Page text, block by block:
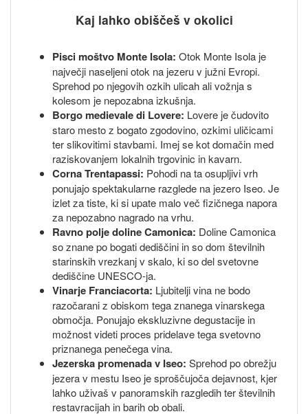
Kaj lahko obiščeš v okolici
Pisci moštvo Monte Isola: Otok Monte Isola je
največji naseljeni otok na jezeru v južni Evropi.
Sprehod po njegovih ozkih ulicah ali vožnja s
kolesom je nepozabna izkušnja.
Borgo medievale di Lovere: Lovere je čudovito
staro mesto z bogato zgodovino, ozkimi uličicami
ter slikovitimi stavbami. Imej se kot domačin med
raziskovanjem lokalnih trgovinic in kavarn.
Corna Trentapassi: Pohodi na ta osupljivi vrh
ponujajo spektakularne razglede na jezero Iseo. Je
izlet za tiste, ki si upate malo več fizičnega napora
za nepozabno nagrado na vrhu.
Ravno polje doline Camonica: Doline Camonica
so znane po bogati dediščini in so dom številnih
starinskih vrezkanj v skalo, ki so del svetovne
dediščine UNESCO-ja.
Vinarje Franciacorta: Ljubitelji vina ne bodo
razočarani z obiskom tega znanega vinarskega
območja. Ponujajo ekskluzivne degustacije in
možnost videti proces pridelave tega svetovno
priznanega penečega vina.
Jezerska promenada v Iseo: Sprehod po obrežju
jezera v mestu Iseo je sproščujoča dejavnost, kjer
lahko uživaš v panoramskih razgledih ter številnih
restavracijah in barih ob obali.